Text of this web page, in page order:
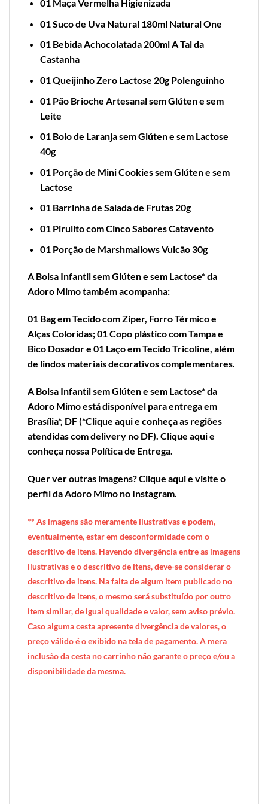
01 Maça Vermelha Higienizada
01 Suco de Uva Natural 180ml Natural One
01 Bebida Achocolatada 200ml A Tal da
Castanha
01 Queijinho Zero Lactose 20g Polenguinho
01 Pão Brioche Artesanal sem Glúten e sem
Leite
01 Bolo de Laranja sem Glúten e sem Lactose
40g
01 Porção de Mini Cookies sem Glúten e sem
Lactose
01 Barrinha de Salada de Frutas 20g
01 Pirulito com Cinco Sabores Catavento
01 Porção de Marshmallows Vulcão 30g
A Bolsa Infantil sem Glúten e sem Lactose*da
Adoro Mimo também acompanha:
01 Bag em Tecido com Zíper, Forro Térmico e
Alças Coloridas; 01 Copo plástico com Tampa e
Bico Dosador e 01 Laço em Tecido Tricoline, além
de lindos materiais decorativos complementares.
A Bolsa Infantil sem Glúten e sem Lactose*da
Adoro Mimo está disponível para entrega em
Brasília*, DF (*Clique aqui e conheça as regiões
atendidas com delivery no DF). Clique aqui e
conheça nossa Política de Entrega.
Quer ver outras imagens?Clique aqui e visite o
perfil da Adoro Mimo no Instagram
** As imagens são meramente ilustrativas e podem,
eventualmente, estar em desconformidade com o
descritivo de itens. Havendo divergência entre as imagens
ilustrativas e o descritivo de itens, deve-se considerar o
descritivo de itens. Na falta de algum item publicado no
descritivo de itens, o mesmo será substituído por outro
item similar, de igual qualidade e valor, sem aviso prévio.
Caso alguma cesta apresente divergência de valores, o
preço válido é o exibido na tela de pagamento. A mera
inclusão da cesta no carrinho não garante o preço e/ou a
disponibilidade da mesma.